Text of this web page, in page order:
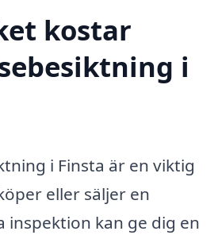
kostar
i
i Finsta är en viktig
eller säljer en
inspektion kan ge dig en